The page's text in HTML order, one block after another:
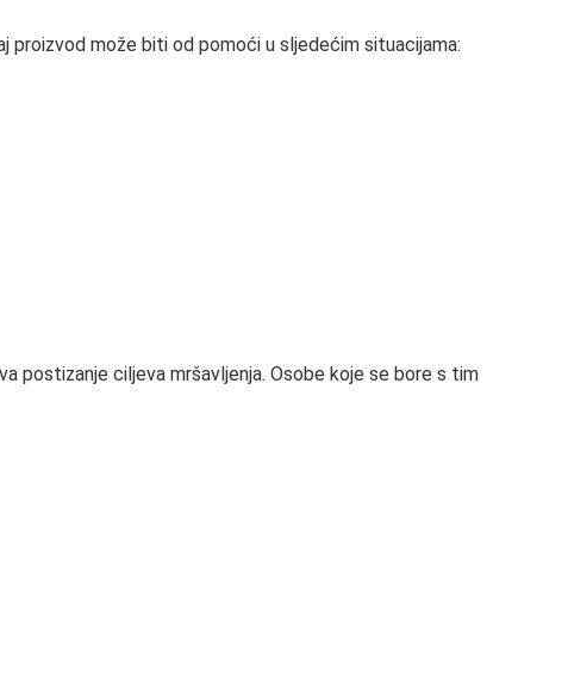
proizvod može biti od pomoći u sljedećim situacijama:
postizanje ciljeva mršavljenja. Osobe koje se bore s tim